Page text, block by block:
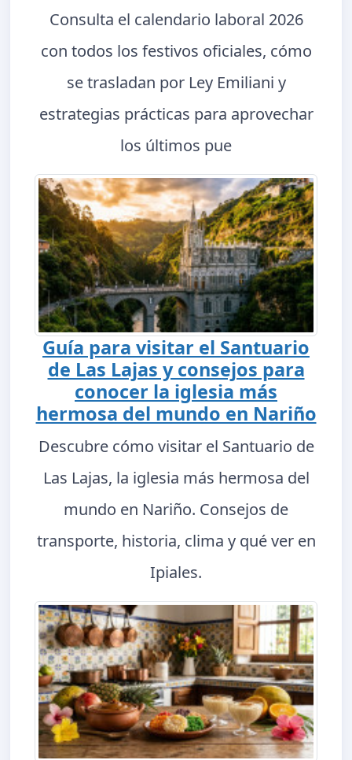
Consulta el calendario laboral 2026
con todos los festivos oficiales, cómo
se trasladan por Ley Emiliani y
estrategias prácticas para aprovechar
los últimos pue
Guía para visitar el Santuario
de Las Lajas y consejos para
conocer la iglesia más
hermosa del mundo en Nariño
Descubre cómo visitar el Santuario de
Las Lajas, la iglesia más hermosa del
mundo en Nariño. Consejos de
transporte, historia, clima y qué ver en
Ipiales.